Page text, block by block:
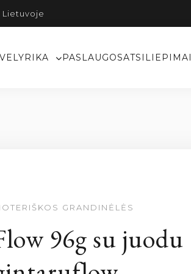
Lietuvoje
PASLAUGOSATSILIEPIMAI
GRANDINĖLĖS
96g su juodu